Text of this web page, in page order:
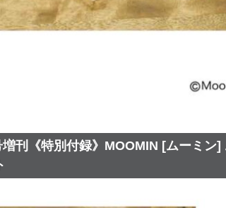
増刊《特別付録》MOOMIN [ムーミン